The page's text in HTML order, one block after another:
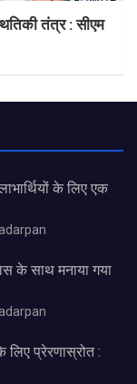
तंत्र : सीएम
के लिए एक
के साथ मनाया गया
लिए प्रेरणास्रोत :